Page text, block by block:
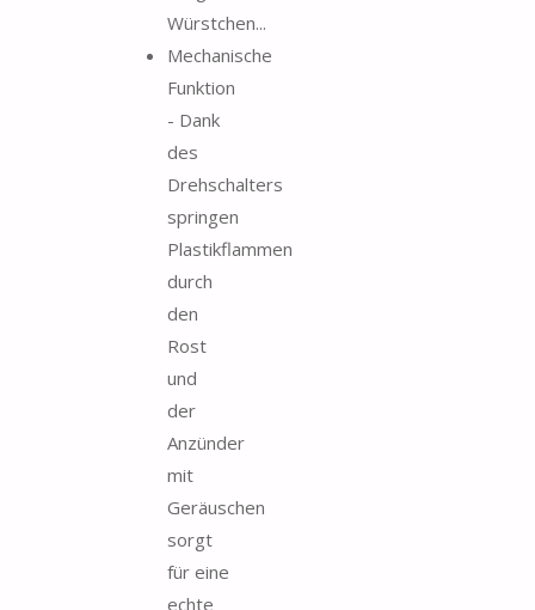
Würstchen...
Mechanische
Funktion
- Dank
des
Drehschalters
springen
Plastikflammen
durch
den
Rost
und
der
Anzünder
mit
Geräuschen
sorgt
für eine
echte